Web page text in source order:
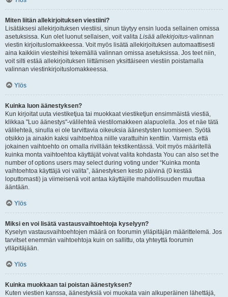
Miten liitän allekirjoituksen viestiini?
Lisätäksesi allekirjoituksen viestiisi, sinun täytyy ensin luoda sellainen omissa
asetuksissa. Kun olet luonut sellaisen, voit valita Lisää allekirjoitus-valinnan
viestin kirjoituslomakkeessa. Voit myös lisätä allekirjoituksen automaattisesti
aina kaikkiin viesteihisi tekemällä valinnan omissa asetuksissa. Jos teet niin,
voit silti estää allekirjoituksen liittämisen yksittäiseen viestiin poistamalla
valinnan viestinkirjoituslomakkeessa.
Ylös
Kuinka luon äänestyksen?
Kun kirjoitat uuta viestiketjua tai muokkaat viestiketjun ensimmäistä viestiä,
klikkaa "Luo äänestys"-välilehteä viestilomakkeen alapuolella. Jos et näe tätä
välilehteä, sinulla ei ole tarvittavia oikeuksia äänestysten luomiseen. Syötä
otsikko ja ainakin kaksi vaihtoehtoa niille varattuihin kenttiin. Varmista että
jokainen vaihtoehto on omalla rivillään tekstikentässä. Voit myös määritellä
kuinka monta vaihtoehtoa käyttäjät voivat valita kohdasta You can also set the
number of options users may select during voting under “Kuinka monta
vaihtoehtoa käyttäjä voi valita”, äänestyksen kesto päivinä (0 kestää
loputtomasti) ja viimeisenä voit antaa käyttäjille mahdollisuuden muuttaa
ääntään.
Ylös
Miksi en voi lisätä vastausvaihtoehtoja kyselyyn?
Kyselyn vastausvaihtoehtojen määrä on foorumin ylläpitäjän määrittelemä. Jos
tarvitset enemmän vaihtoehtoja kuin on sallittu, ota yhteyttä foorumin
ylläpitäjään.
Ylös
Kuinka muokkaan tai poistan äänestyksen?
Kuten viestien kanssa, äänestyksiä voi muokata vain alkuperäinen lähettäjä,